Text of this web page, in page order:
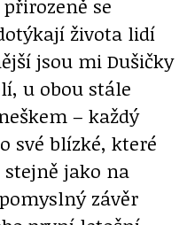
se
života lidí
jsou mi Dušičky
u obou stále
– každý
své blízké, které
jako na
závěr